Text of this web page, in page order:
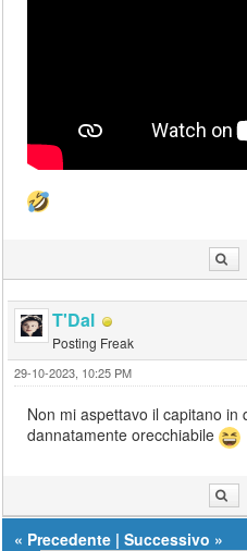
T'Dal
Posting Freak
29-10-2023, 10:25 PM
Non mi aspettavo il capitano
dannatamente orecchiabile
« Precedente |Successivo »